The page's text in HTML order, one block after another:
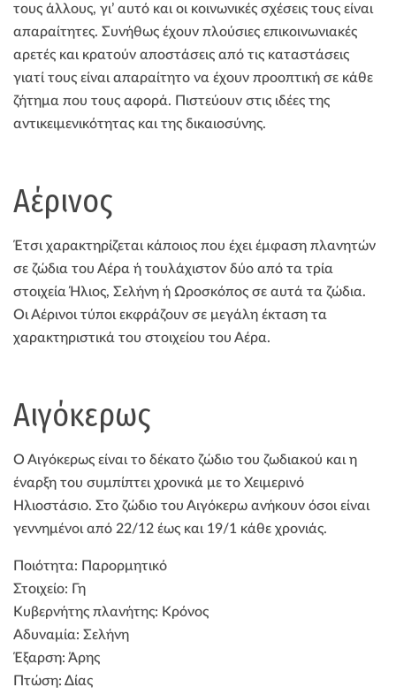
τους άλλους, γι’ αυτό και οι κοινωνικές σχέσεις τους είναι
απαραίτητες. Συνήθως έχουν πλούσιες επικοινωνιακές
αρετές και κρατούν αποστάσεις από τις καταστάσεις
γιατί τους είναι απαραίτητο να έχουν προοπτική σε κάθε
ζήτημα που τους αφορά. Πιστεύουν στις ιδέες της
αντικειμενικότητας και της δικαιοσύνης.
Αέρινος
Έτσι χαρακτηρίζεται κάποιος που έχει έμφαση πλανητών
σε ζώδια του Αέρα ή τουλάχιστον δύο από τα τρία
στοιχεία Ήλιος, Σελήνη ή Ωροσκόπος σε αυτά τα ζώδια.
Οι Αέρινοι τύποι εκφράζουν σε μεγάλη έκταση τα
χαρακτηριστικά του στοιχείου του Αέρα.
Αιγόκερως
Ο Αιγόκερως είναι το δέκατο ζώδιο του ζωδιακού και η
έναρξη του συμπίπτει χρονικά με το Χειμερινό
Ηλιοστάσιο. Στο ζώδιο του Αιγόκερω ανήκουν όσοι είναι
γεννημένοι από 22/12 έως και 19/1 κάθε χρονιάς.
Ποιότητα: Παρορμητικό
Στοιχείο: Γη
Κυβερνήτης πλανήτης: Κρόνος
Αδυναμία: Σελήνη
Έξαρση: Άρης
Πτώση: Δίας